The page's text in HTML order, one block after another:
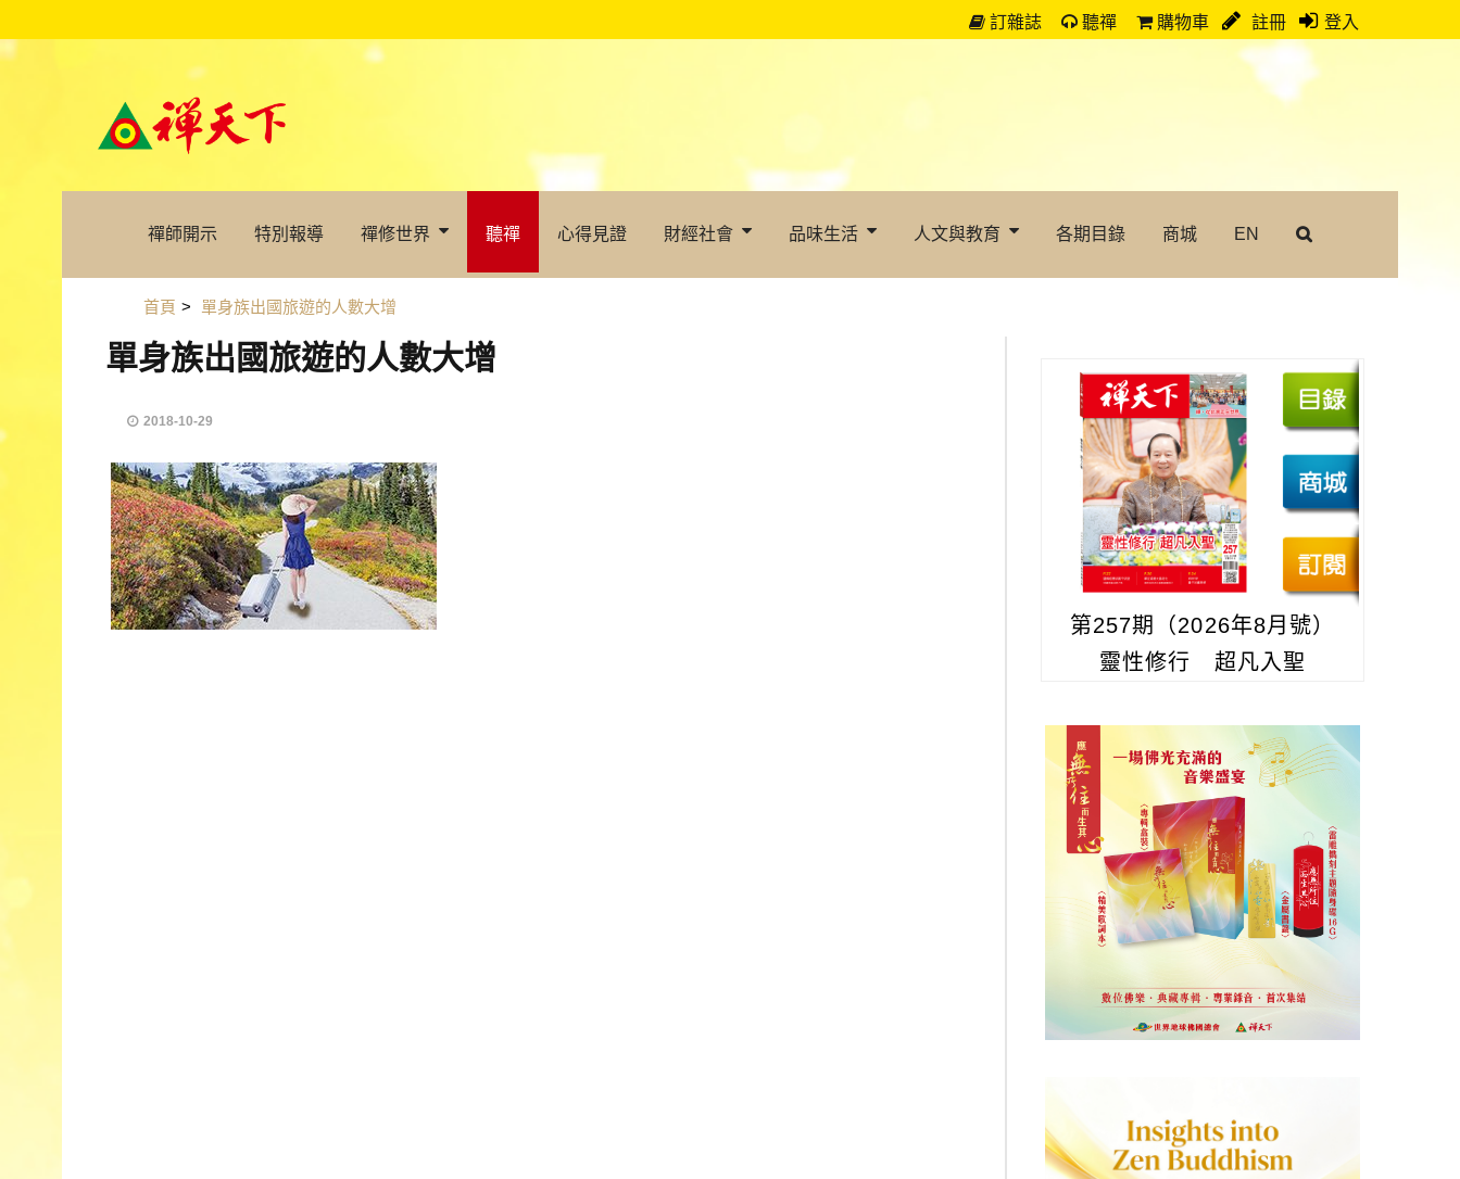
訂雜誌 聽禪 購物車 註冊 登入
禪師開示 特別報導 禪修世界 聽禪 心得見證 財經社會 品味生活 人文與教育 各期目錄 商城 EN
首頁 > 單身族出國旅遊的人數大增
單身族出國旅遊的人數大增
2018-10-29
第257期（2026年8月號）
靈性修行 超凡入聖